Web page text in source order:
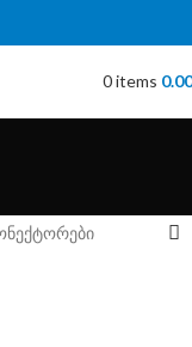
0items 0.00